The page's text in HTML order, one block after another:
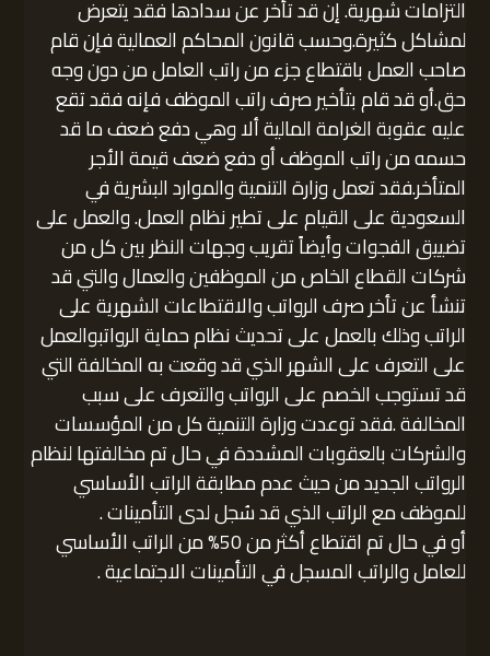
التزامات شهرية. إن قد تأخر عن سدادها فقد يتعرض
لمشاكل كثيرة.وحسب قانون المحاكم العمالية فإن قام
صاحب العمل باقتطاع جزء من راتب العامل من دون وجه
حق.أو قد قام بتأخير صرف راتب الموظف فإنه فقد تقع
عليه عقوبة الغرامة المالية ألا وهي دفع ضعف ما قد
حسمه من راتب الموظف أو دفع ضعف قيمة الأجر
المتأخر.فقد تعمل وزارة التنمية والموارد البشرية في
السعودية على القيام على تطير نظام العمل. والعمل على
تضييق الفجوات وأيضاً تقريب وجهات النظر بين كل من
شركات القطاع الخاص من الموظفين والعمال والتي قد
تنشأ عن تأخر صرف الرواتب والاقتطاعات الشهرية على
الراتب وذلك بالعمل على تحديث نظام حماية الرواتبوالعمل
على التعرف على الشهر الذي قد وقعت به المخالفة التي
قد تستوجب الخصم على الرواتب والتعرف على سبب
المخالفة .فقد توعدت وزارة التنمية كل من المؤسسات
والشركات بالعقوبات المشددة في حال تم مخالفتها لنظام
الرواتب الجديد من حيث عدم مطابقة الراتب الأساسي
للموظف مع الراتب الذي قد سُجل لدى التأمينات .
أو في حال تم اقتطاع أكثر من 50% من الراتب الأساسي
للعامل والراتب المسجل في التأمينات الاجتماعية .